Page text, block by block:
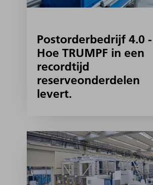
Postorderbedrijf 4.0 -
Hoe TRUMPF in een
recordtijd
reserveonderdelen
levert.